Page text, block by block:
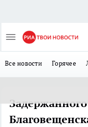
Все новости Горячее